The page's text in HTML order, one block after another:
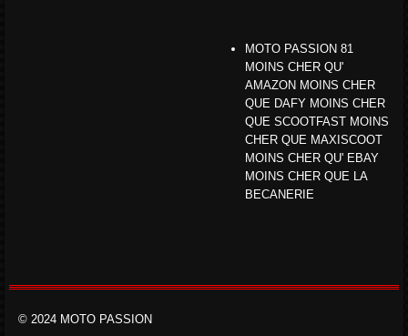
MOTO PASSION 81
MOINS CHER QU'
AMAZON MOINS CHER
QUE DAFY MOINS CHER
QUE SCOOTFAST MOINS
CHER QUE MAXISCOOT
MOINS CHER QU' EBAY
MOINS CHER QUE LA
BECANERIE
© 2024 MOTO PASSION